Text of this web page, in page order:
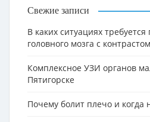
Свежие записи
В каких ситуациях
головного мозга с контрастом
Комплексное УЗИ органов
Пятигорске
Почему болит плечо и когда